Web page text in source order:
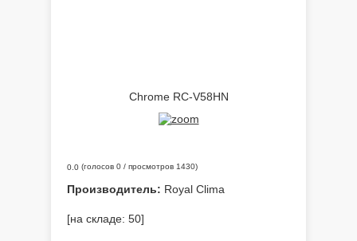
0.0 (голосов 0 / просмотров 1430)
Производитель: Royal Clima
[на складе: 50]